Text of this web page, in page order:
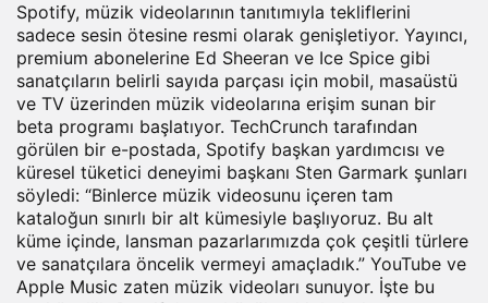
Spotify, müzik videolarının tanıtımıyla tekliflerini
sadece sesin ötesine resmi olarak genişletiyor. Yayıncı,
premium abonelerine Ed Sheeran ve Ice Spice gibi
sanatçıların belirli sayıda parçası için mobil, masaüstü
ve TV üzerinden müzik videolarına erişim sunan bir
beta programı başlatıyor. TechCrunch tarafından
görülen bir e-postada, Spotify başkan yardımcısı ve
küresel tüketici deneyimi başkanı Sten Garmark şunları
söyledi: “Binlerce müzik videosunu içeren tam
kataloğun sınırlı bir alt kümesiyle başlıyoruz. Bu alt
küme içinde, lansman pazarlarımızda çok çeşitli türlere
ve sanatçılara öncelik vermeyi amaçladık.” YouTube ve
Apple Music zaten müzik videoları sunuyor. İşte bu